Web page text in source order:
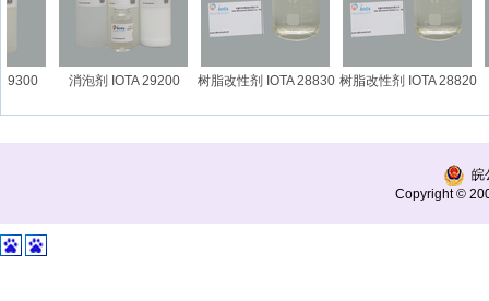
消泡剂 IOTA 29200 树脂改性剂 IOTA 28830 树脂改性剂 IOTA 28820
皖
Copyright ©